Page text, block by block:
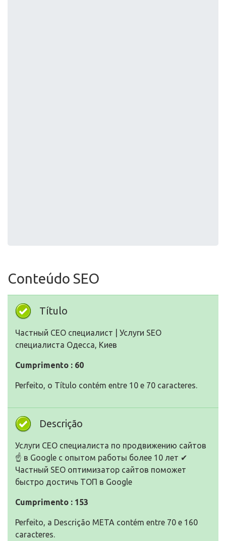
Conteúdo SEO
Título
Частный СЕО специалист | Услуги SEO
специалиста Одесса, Киев
Cumprimento : 60
Perfeito, o Título contém entre 10 e 70 caracteres.
Descrição
Услуги СЕО специалиста по продвижению сайтов
☝ в Google с опытом работы более 10 лет ✔
Частный SEO оптимизатор сайтов поможет
быстро достичь ТОП в Google
Cumprimento : 153
Perfeito, a Descrição META contém entre 70 e 160
caracteres.